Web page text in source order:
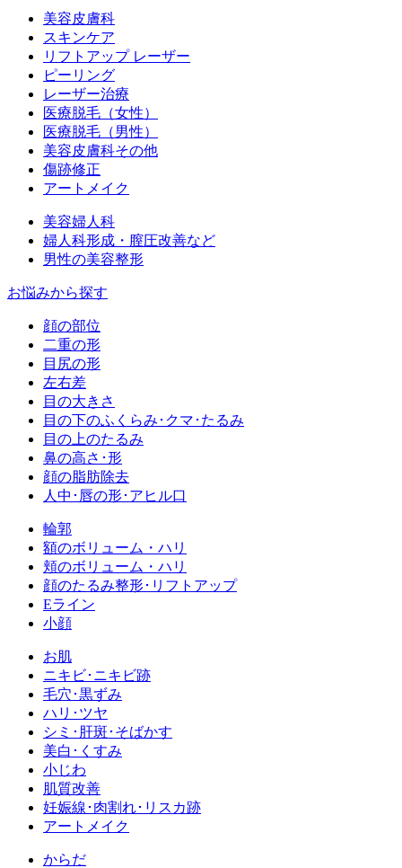
美容皮膚科
スキンケア
リフトアップ レーザー
ピーリング
レーザー治療
医療脱毛（女性）
医療脱毛（男性）
美容皮膚科その他
傷跡修正
アートメイク
美容婦人科
婦人科形成・膣圧改善など
男性の美容整形
お悩みから探す
顔の部位
二重の形
目尻の形
左右差
目の大きさ
目の下のふくらみ･クマ･たるみ
目の上のたるみ
鼻の高さ･形
顔の脂肪除去
人中･唇の形･アヒル口
輪郭
額のボリューム・ハリ
頬のボリューム・ハリ
顔のたるみ整形･リフトアップ
Eライン
小顔
お肌
ニキビ･ニキビ跡
毛穴･黒ずみ
ハリ･ツヤ
シミ･肝斑･そばかす
美白･くすみ
小じわ
肌質改善
妊娠線･肉割れ･リスカ跡
アートメイク
からだ